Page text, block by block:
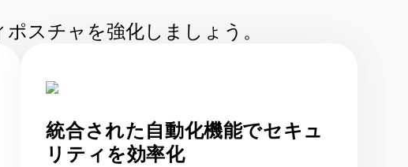
スチャを強化しましょう。
統合された自動化機能でセキュ
リティを効率化